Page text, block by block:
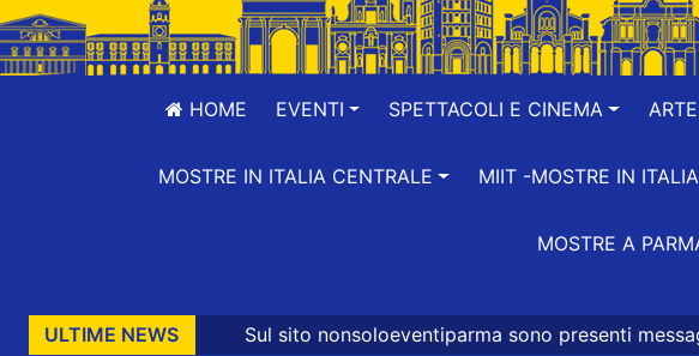
HOME EVENTI SPETTACOLI E CINEMA
MOSTRE IN ITALIA CENTRALE MIIT -MOSTRE IN
MOSTRE A
ULTIME NEWS
Sul sito nonsoloeventiparma sono presenti messaggi promozionali